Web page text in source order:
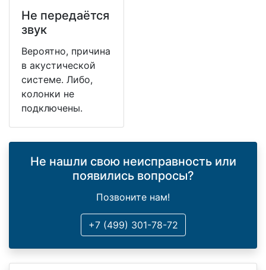
Не передаётся
звук
Вероятно, причина
в акустической
системе. Либо,
колонки не
подключены.
Не нашли свою неисправность или
появились вопросы?
Позвоните нам!
+7 (499) 301-78-72